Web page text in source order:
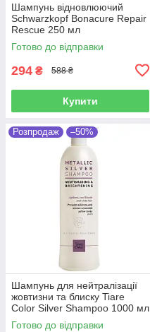
Шампунь відновлюючий
Schwarzkopf Bonacure Repair
Rescue 250 мл
Готово до відправки
294 ₴ 588 ₴
Купити
Розпродаж –50%
Шампунь для нейтралізації
жовтизни та блиску Tiare
Color Silver Shampoo 1000 мл
Готово до відправки